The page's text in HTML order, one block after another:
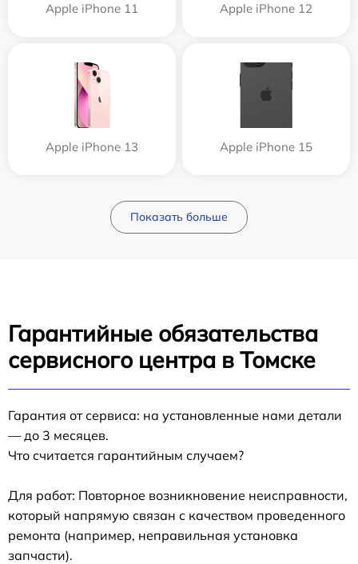
Apple iPhone 11 Apple iPhone 12
Apple iPhone 13 Apple iPhone 15
Показать больше
Гарантийные обязательства
сервисного центра в Томске
Гарантия от сервиса: на установленные нами детали
— до 3 месяцев.
Что считается гарантийным случаем?
Для работ: Повторное возникновение неисправности,
который напрямую связан с качеством проведенного
ремонта (например, неправильная установка
запчасти).